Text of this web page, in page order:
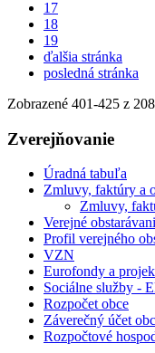
17
18
19
ďalšia stránka
posledná stránka
Zobrazené 401-425 z
Zverejňovanie
Úradná tabuľa
Zmluvy, faktúry a
Zmluvy,
Verejné
Profil verejného
VZN
Eurofondy a
Sociálne služby -
Rozpočet obce
Záverečný účet
Rozpočtové